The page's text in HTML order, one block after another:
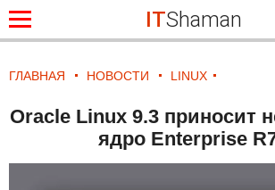
ITShaman
ГЛАВНАЯ НОВОСТИ LINUX
Oracle Linux 9.3 приносит
ядро Enterprise